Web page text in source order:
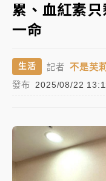
台東農業處長涉圖
押庭
父親節泡湯了！中
雨熱區曝
暑假過三周才推「
旅局回應了
中信慈善基金會想
▼
累、血紅素
一命
生活 記者 不是芙
發布 2025/08/22